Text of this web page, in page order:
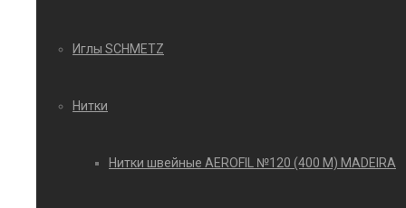
Иглы SCHMETZ
Нитки
Нитки швейные AEROFIL №120 (400 М) MADEIRA